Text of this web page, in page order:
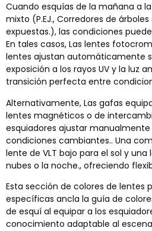
Cuando esquías de la mañana a
mixto (P.EJ., Corredores de
expuestas.), las condiciones
En tales casos, Las lentes
lentes ajustan automáticamente
exposición a los rayos UV y la luz
transición perfecta entre
Alternativamente, Las gafas
lentes magnéticos o de
esquiadores ajustar manualmente
condiciones cambiantes.. Una
lente de VLT bajo para el sol y una
nubes o la noche., ofreciendo
Esta sección de colores de lentes
específicas ancla la guía de
de esquí al equipar a los
conocimiento adaptable al